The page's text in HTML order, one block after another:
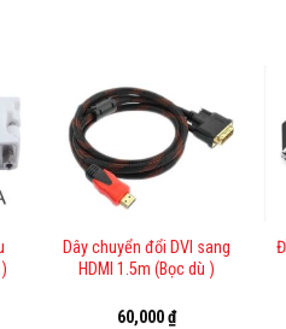
Dây chuyển đổi DVI sang
HDMI 1.5m (Bọc dù )
60,000₫